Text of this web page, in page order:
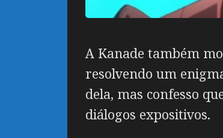
A Kanade também
resolvendo um
dela, mas confesso
diálogos expositivos.